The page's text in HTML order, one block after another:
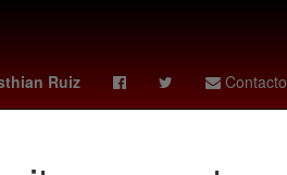
Ruiz Contacto
Mateu Alemany